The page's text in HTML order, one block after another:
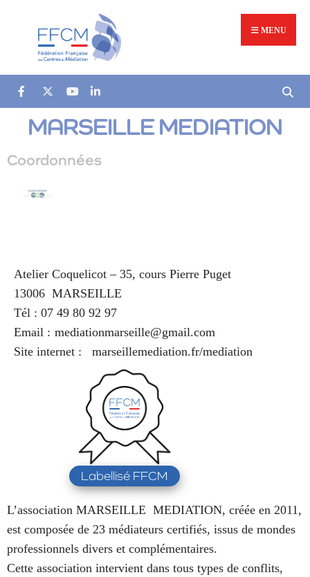
MENU
MARSEILLE MEDIATION
Coordonnées
Atelier Coquelicot – 35, cours Pierre Puget
13006 MARSEILLE
Tél : 07 49 80 92 97
Email : mediationmarseille@gmail.com
Site internet :
marseillemediation.fr/mediation
Labellisé FFCM
L’association MARSEILLE MEDIATION, créée en 2011,
est composée de 23 médiateurs certifiés, issus de mondes
professionnels divers et complémentaires.
Cette association intervient dans tous types de conflits,